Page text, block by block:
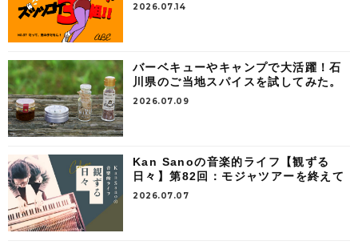
2026.07.14
バーベキューやキャンプで大活躍！石
川県のご当地スパイスを試してみた。
2026.07.09
Kan Sanoの音楽的ライフ【観ずる
日々】第82回：モジャツアーを終えて
2026.07.07